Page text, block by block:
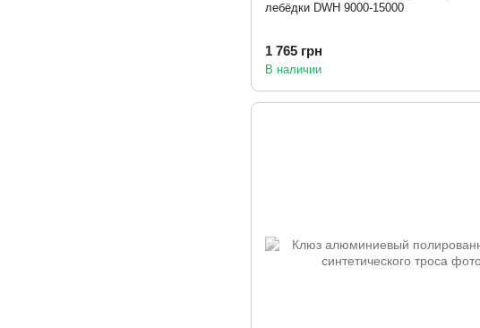
лебёдки DWH 9000-15000
1 765 грн
В наличии